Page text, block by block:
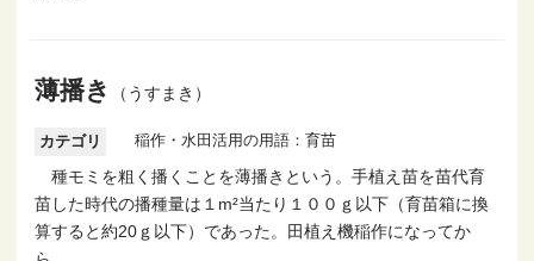
薄播き （うすまき）
カテゴリ 稲作・水田活用の用語：育苗
種モミを粗く播くことを薄播きという。手植え苗を苗代育
苗した時代の播種量は１m²当たり１００ｇ以下（育苗箱に換
算すると約20ｇ以下）であった。田植え機稲作になってか